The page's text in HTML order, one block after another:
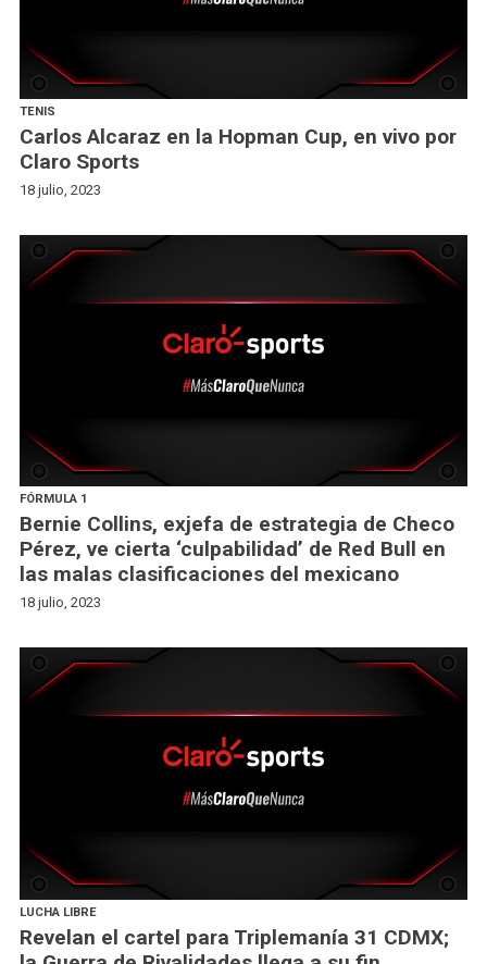
TENIS
Carlos Alcaraz en la Hopman Cup, en vivo por
Claro Sports
18 julio, 2023
FÓRMULA 1
Bernie Collins, exjefa de estrategia de Checo
Pérez, ve cierta ‘culpabilidad’ de Red Bull en
las malas clasificaciones del mexicano
18 julio, 2023
LUCHA LIBRE
Revelan el cartel para Triplemanía 31 CDMX;